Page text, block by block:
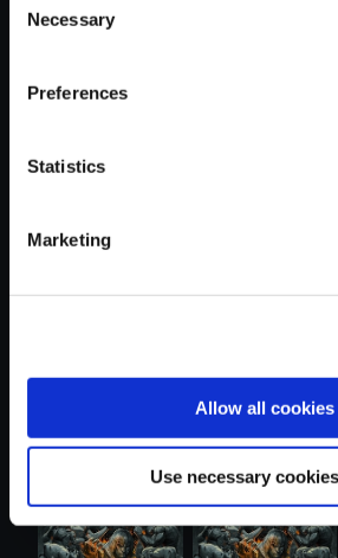
Selection
Necessary
Preferences
Statistics
Marketing
Allow all cookies
Use necessary
おすすめ商品